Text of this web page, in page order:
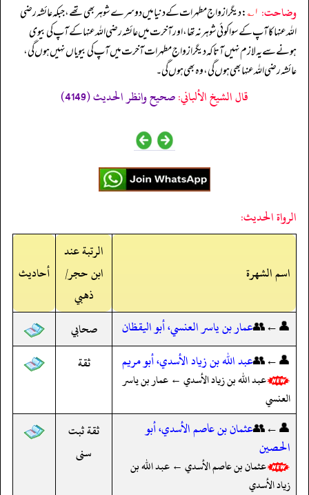
وضاحت: ۱؎ : دیگر ازواج مطہرات کے دنیا میں دوسرے شوہر بھی تھے، جبکہ عائشہ رضی
الله عنہا کا آپ کے سوا کوئی شوہر نہ تھا، اور آخرت میں عائشہ رضی الله عنہا کے آپ کی بیوی
ہونے سے یہ لازم نہیں آتا کہ دیگر ازواج مطہرات آخرت میں آپ کی بیویاں نہیں ہوں گی،
عائشہ رضی الله عنہا بھی ہوں گی، وہ بھی ہوں گی۔
قال الشيخ الألباني:صحيح وانظر الحديث (4149)
الرواة الحديث:
اسم الشهرة
الرتبة عند
ابن حجر/
ذهبي
أحاديث
👤←👥عمار بن ياسر العنسي، أبو اليقظان
صحابي
👤←👥عبد الله بن زياد الأسدي، أبو مريم
عبد الله بن زياد الأسدي ← عمار بن ياسر
العنسي
ثقة
👤←👥عثمان بن عاصم الأسدي، أبو
الحصين
عثمان بن عاصم الأسدي ← عبد الله بن
زياد الأسدي
ثقة ثبت
سنى